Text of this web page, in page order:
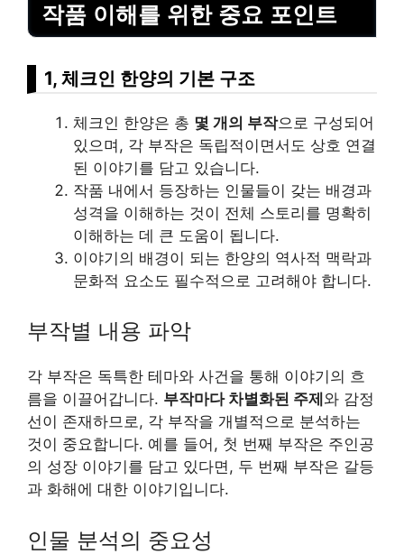
작품 이해를 위한 중요 포인트
1, 체크인 한양의 기본 구조
체크인 한양은 총 몇 개의 부작으로 구성되어
있으며, 각 부작은 독립적이면서도 상호 연결
된 이야기를 담고 있습니다.
작품 내에서 등장하는 인물들이 갖는 배경과
성격을 이해하는 것이 전체 스토리를 명확히
이해하는 데 큰 도움이 됩니다.
이야기의 배경이 되는 한양의 역사적 맥락과
문화적 요소도 필수적으로 고려해야 합니다.
부작별 내용 파악
각 부작은 독특한 테마와 사건을 통해 이야기의 흐
름을 이끌어갑니다. 부작마다 차별화된 주제 와 감정
선이 존재하므로, 각 부작을 개별적으로 분석하는
것이 중요합니다. 예를 들어, 첫 번째 부작은 주인공
의 성장 이야기를 담고 있다면, 두 번째 부작은 갈등
과 화해에 대한 이야기입니다.
인물 분석의 중요성